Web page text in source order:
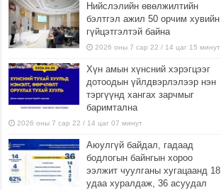
Нийслэлийн өвөлжилтийн
бэлтгэл ажил 50 орчим хувийн
гүйцэтгэлтэй байна
2026 оны 7 сар 22 / 14 цаг 15 минут
Хүн амын хүнсний хэрэгцээг
дотоодын үйлдвэрлэлээр нэн
тэргүүнд хангах зарчмыг
баримтална
2026 оны 7 сар 22 / 14 цаг 07 минут
Аюулгүй байдал, гадаад
бодлогын байнгын хороо
ээлжит чуулганы хугацаанд 18
удаа хуралдаж, 36 асуудал